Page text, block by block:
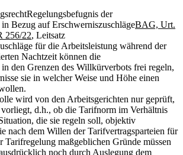
Regelungsbefugnis der
Bezug auf ErschwerniszuschlägeBAG, Urt.
256/22, Leitsatz
für die Arbeitsleistung während der
Nachtzeit können die
den Grenzen des Willkürverbots frei regeln,
sie in welcher Weise und Höhe einen
wird von den Arbeitsgerichten nur geprüft,
d.h., ob die Tarifnorm im Verhältnis
die sie regeln soll, objektiv
nach dem Willen der Tarifvertragsparteien für
Tarifregelung maßgeblichen Gründe müssen
noch durch Auslegung dem